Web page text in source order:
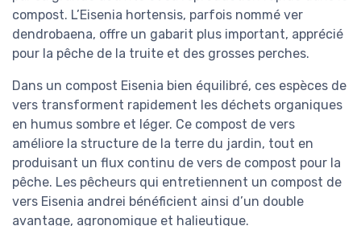
compost. L’Eisenia hortensis, parfois nommé ver
dendrobaena, offre un gabarit plus important, apprécié
pour la pêche de la truite et des grosses perches.
Dans un compost Eisenia bien équilibré, ces espèces de
vers transforment rapidement les déchets organiques
en humus sombre et léger. Ce compost de vers
améliore la structure de la terre du jardin, tout en
produisant un flux continu de vers de compost pour la
pêche. Les pêcheurs qui entretiennent un compost de
vers Eisenia andrei bénéficient ainsi d’un double
avantage, agronomique et halieutique.